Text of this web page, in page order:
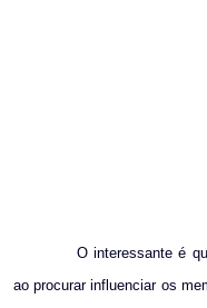
O interessante é
ao procurar influenciar os